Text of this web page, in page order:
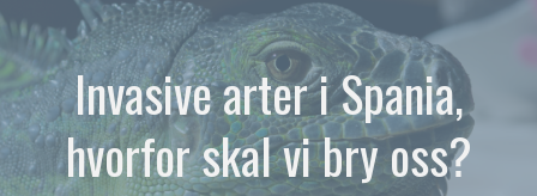
Invasive arter i Spania,
hvorfor skal vi bry oss?